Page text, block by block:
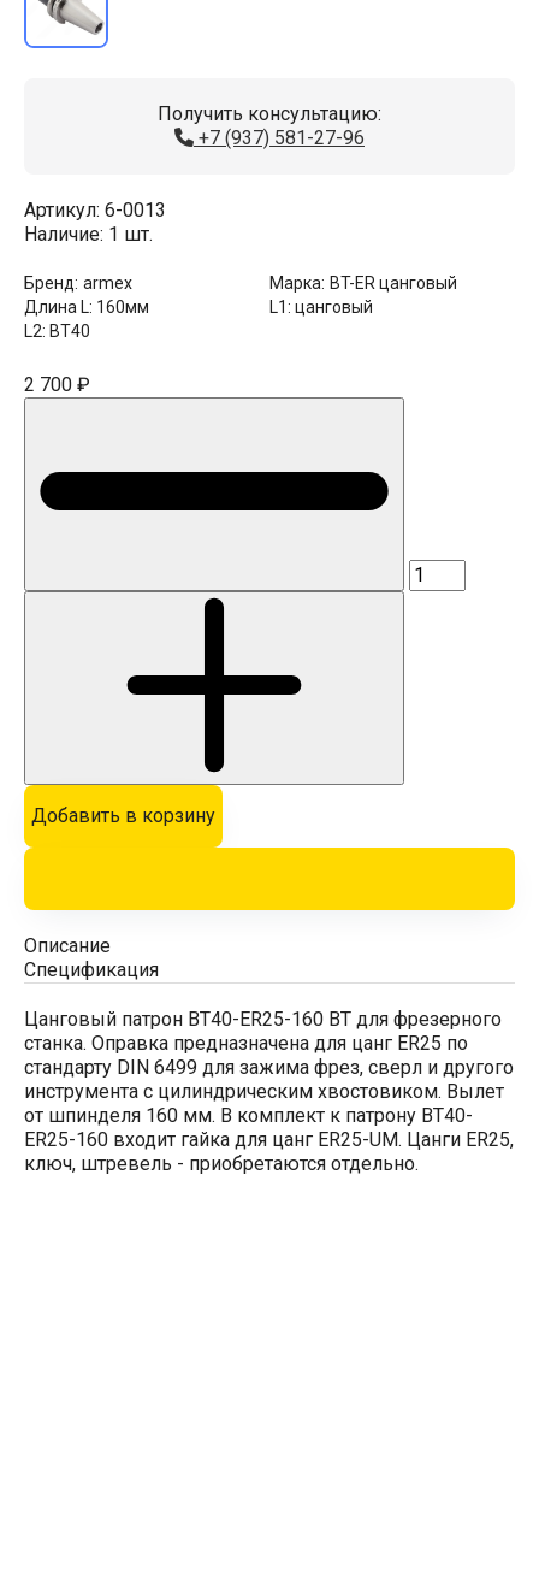
Получить консультацию:
+7 (937) 581-27-96
Артикул: 6-0013
Наличие: 1 шт.
Бренд: armex Марка: BT-ER цанговый
Длина L: 160мм L1: цанговый
L2: BT40
2 700 ₽
Добавить в корзину
Описание
Спецификация
Цанговый патрон BT40-ER25-160 BT для фрезерного
станка. Оправка предназначена для цанг ER25 по
стандарту DIN 6499 для зажима фрез, сверл и другого
инструмента с цилиндрическим хвостовиком. Вылет
от шпинделя 160 мм. В комплект к патрону BT40-
ER25-160 входит гайка для цанг ER25-UM. Цанги ER25,
ключ, штревель - приобретаются отдельно.